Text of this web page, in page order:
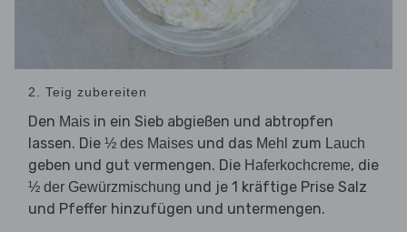
2. Teig zubereiten
Den Mais in ein Sieb abgießen und abtropfen
lassen. Die ½ des Maises und das Mehl zum Lauch
geben und gut vermengen. Die Haferkochcreme, die
½ der Gewürzmischung und je 1 kräftige Prise Salz
und Pfeffer hinzufügen und untermengen.